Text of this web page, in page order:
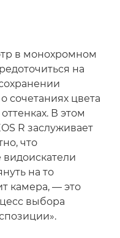
в монохромном
на
сочетаниях цвета
В этом
R заслуживает
что
на то
камера, — это
выбора